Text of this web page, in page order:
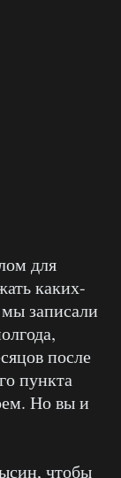
для
каких-
записали
после
пункта
Но вы и
чтобы